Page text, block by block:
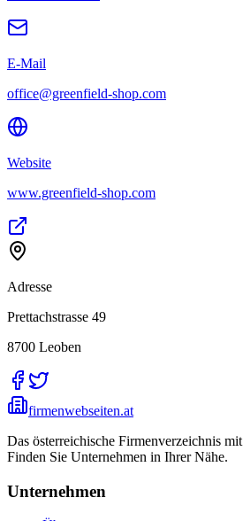
E-Mail
office@greenfield-shop.com
Website
www.greenfield-shop.com
Adresse
Prettachstrasse 49
8700 Leoben
firmenwebseiten.at
Das österreichische Firmenverzeichnis
Finden Sie Unternehmen in Ihrer Nähe.
Unternehmen